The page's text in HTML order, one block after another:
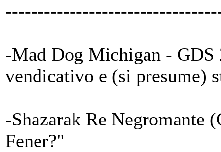
-Mad Dog Michigan -
vendicativo e (si presume)
-Shazarak Re Negromante
Fener?"